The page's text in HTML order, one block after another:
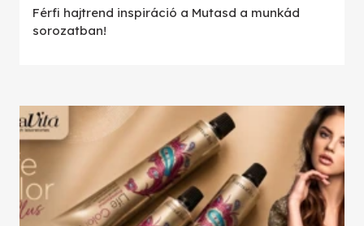
Férfi hajtrend inspiráció a Mutasd a munkád
sorozatban!